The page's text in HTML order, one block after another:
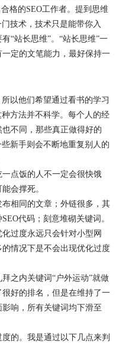
格的SEO工作者。提到思维
技术，技术只是能带你入
“站长思维”。“站长思维”一
定的文笔能力，最好保持一
以他们希望通过看书的学习
方法并不科学。每个人的经
不同，那些真正做得好的
新手则会不断地重复别人的
点饭的人不一定会很快饿
会撑死。
相同的文章；外链很多，其
代码；刻意堆砌关键词。
过度永远只会针对小型网
情况下是不会出现优化过度
之内关键词“户外运动”就做
好的排名，但是在维持了一
响，所有关键词均下滑至
的。我是通过以下几点来判